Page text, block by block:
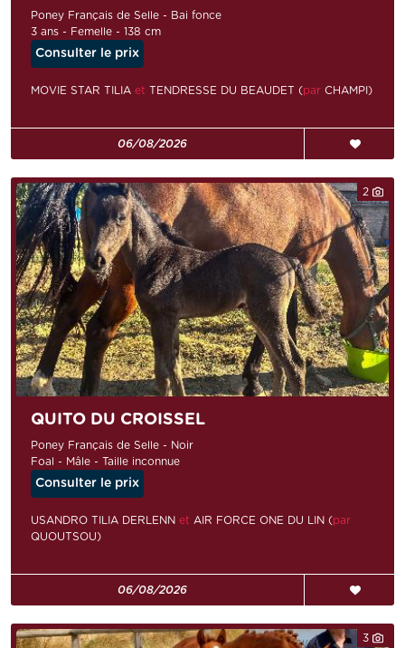
Poney Français de Selle - Bai fonce
3 ans - Femelle - 138 cm
Consulter le prix
MOVIE STAR TILIA et TENDRESSE DU BEAUDET (par CHAMPI)
06/08/2026
2
QUITO DU CROISSEL
Poney Français de Selle - Noir
Foal - Mâle - Taille inconnue
Consulter le prix
USANDRO TILIA DERLENN et AIR FORCE ONE DU LIN (par
QUOUTSOU)
06/08/2026
3